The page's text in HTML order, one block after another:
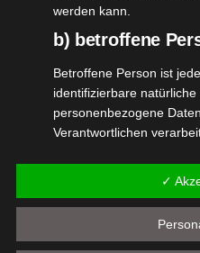
Pflege
Estee Lauder
Repair
November 5, 2022 | Beauty,
Wellness
werden kann.
b) betroffene
Betroffene Person ist
identifizierbare
personenbezogene
Verantwortlichen
c) Verarbeitung
Verarbeitung ist jeder
✓